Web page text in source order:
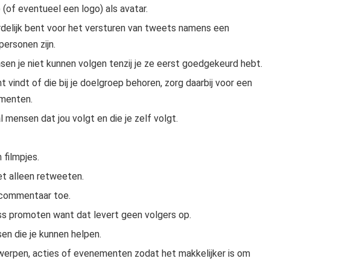
(of eventueel een logo) als avatar.
bent voor het versturen van tweets namens een
zijn.
je niet kunnen volgen tenzij je ze eerst goedgekeurd hebt.
vindt of die bij je doelgroep behoren, zorg daarbij voor een
mensen dat jou volgt en die je zelf volgt.
filmpjes.
alleen retweeten.
toe.
promoten want dat levert geen volgers op.
die je kunnen helpen.
acties of evenementen zodat het makkelijker is om